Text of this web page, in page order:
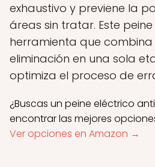
exhaustivo y previene la
áreas sin tratar. Este peine
herramienta que
eliminación en una sola
optimiza el proceso de
¿Buscas un peine eléctrico
encontrar las mejores
Ver opciones en Amazon →